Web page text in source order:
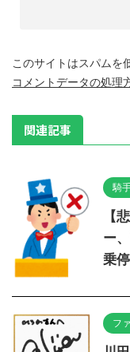
このサイトはスパムを
コメントデータの処理
関連記事
騎
【
ー
乗
フ